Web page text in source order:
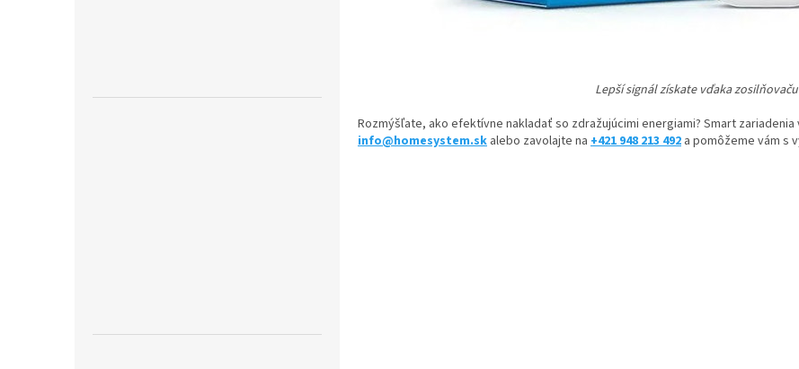
Lepší signál získate vďaka
Rozmýšľate, ako efektívne nakladať so zdražujúcimi energiami? Smart zariadenia
info@homesystem.sk alebo zavolajte na +421 948 213 492 a pomôžeme vám s